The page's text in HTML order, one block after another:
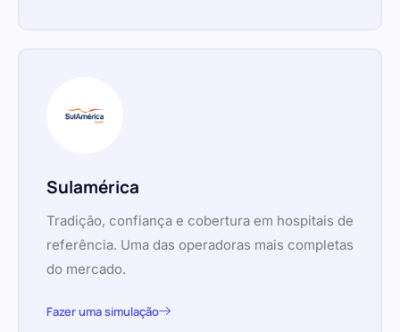
Sulamérica
Tradição, confiança e cobertura em hospitais de
referência. Uma das operadoras mais completas
do mercado.
Fazer uma simulação